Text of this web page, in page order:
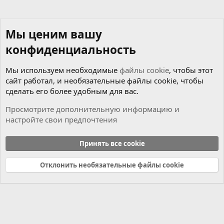
Cookies
Russian (RU)
Связь с нами
Условия и правила
Политика конфиденциальности
Справка Главная
R
Мы ценим вашу
конфиденциальность
Мы используем необходимые файлы cookie, чтобы этот
сайт работал, и необязательные файлы cookie, чтобы
сделать его более удобным для вас.
Просмотрите дополнительную информацию и
настройте свои предпочтения
Принять все cookie
Отклонить необязательные файлы cookie